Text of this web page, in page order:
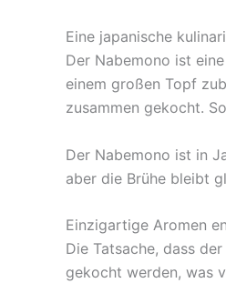
Eine japanische
Der Nabemono ist
einem großen Topf
zusammen gekocht.
Der Nabemono ist in
aber die Brühe bleibt
Einzigartige Aromen
Die Tatsache, dass
gekocht werden, was